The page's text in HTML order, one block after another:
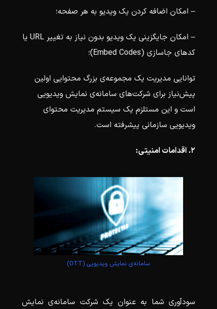
– امکان اضافه کردن یک ویدیو به هر صفحه؛
– امکان جایگزینی یک ویدیو بدون نیاز به تغییر URL یا
کدهای جاسازی (Embed Codes)؛
توانایی مدیریت یک مجموعه‌ی بزرگ محتوایی اولین
پیش‌نیاز برای شرکت‌های سامانه‌ی نمایش ویدیویی
است و این مستلزم یک سیستم مدیریت محتوای
ویدیویی سازمانی پیشرفته است.
۲. اقدامات امنیتی:
سامانه‌ی نمایش ویدیویی (OTT)
سودآوری شما به عنوان یک شرکت سامانه‌ی نمایش